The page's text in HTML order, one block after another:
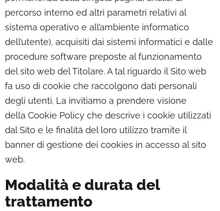
percorso interno ed altri parametri relativi al
sistema operativo e all’ambiente informatico
dell’utente), acquisiti dai sistemi informatici e dalle
procedure software preposte al funzionamento
del sito web del Titolare. A tal riguardo il Sito web
fa uso di cookie che raccolgono dati personali
degli utenti. La invitiamo a prendere visione
della Cookie Policy che descrive i cookie utilizzati
dal Sito e le finalità del loro utilizzo tramite il
banner di gestione dei cookies in accesso al sito
web.
Modalità e durata del
trattamento